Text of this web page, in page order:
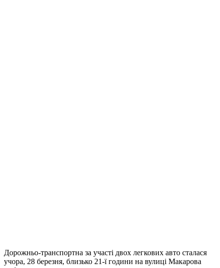
Дорожньо-транспортна за участі двох легкових авто сталася
учора, 28 березня, близько 21-ї години на вулиці Макарова